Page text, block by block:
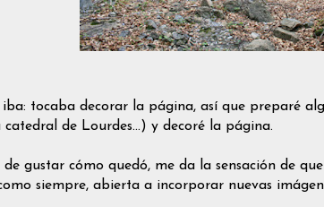
iba: tocaba decorar la página, así que preparé
catedral de Lourdes...) y decoré la página.
gustar cómo quedó, me da la sensación de
siempre, abierta a incorporar nuevas